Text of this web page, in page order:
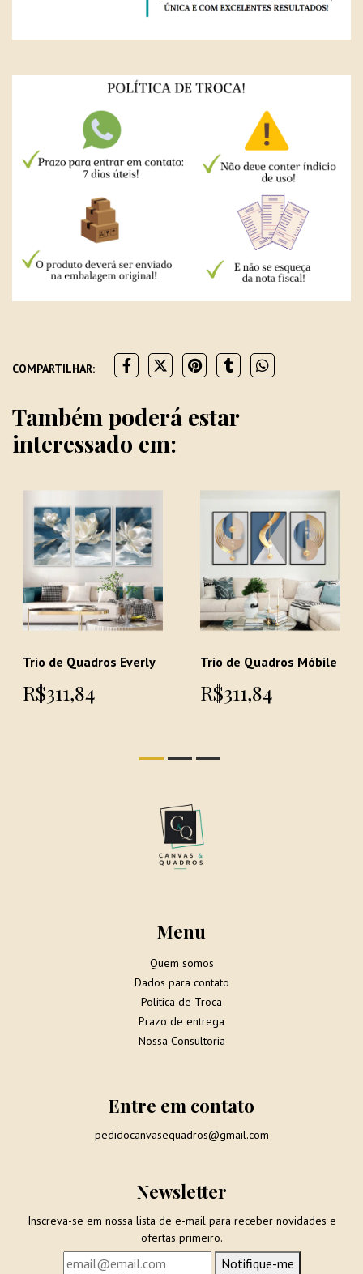
COMPARTILHAR:
Também poderá estar
interessado em:
Trio de Quadros Everly
R$311,84
Trio de Quadros Móbile
R$311,84
Menu
Quem somos
Dados para contato
Politica de Troca
Prazo de entrega
Nossa Consultoria
Entre em contato
pedidocanvasequadros@gmail.com
Newsletter
Inscreva-se em nossa lista de e-mail para receber novidades e
ofertas primeiro.
Notifique-me